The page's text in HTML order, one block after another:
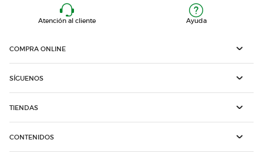
Atención al cliente Ayuda
COMPRA ONLINE
SÍGUENOS
TIENDAS
CONTENIDOS